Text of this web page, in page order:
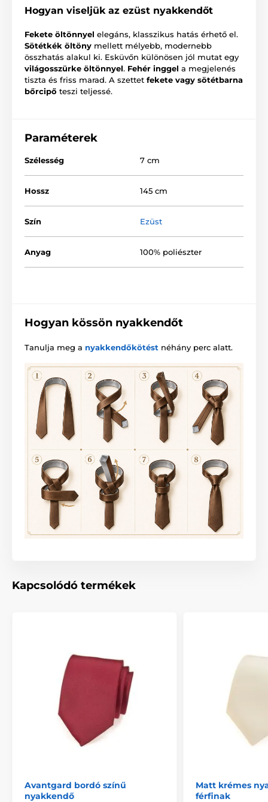
Hogyan viseljük az ezüst nyakkendőt
Fekete öltönnyel elegáns, klasszikus hatás érhető el.
Sötétkék öltöny mellett mélyebb, modernebb
összhatás alakul ki. Esküvőn különösen jól mutat egy
világosszürke öltönnyel. Fehér inggel a megjelenés
tiszta és friss marad. A szettet fekete vagy sötétbarna
bőrcipő teszi teljessé.
Paraméterek
Szélesség 7 cm
Hossz 145 cm
Szín Ezüst
Anyag 100% poliészter
Hogyan kössön nyakkendőt
Tanulja meg a nyakkendőkötést néhány perc alatt.
Kapcsolódó termékek
Avantgard bordó színű
nyakkendő
Matt krémes
férfinak